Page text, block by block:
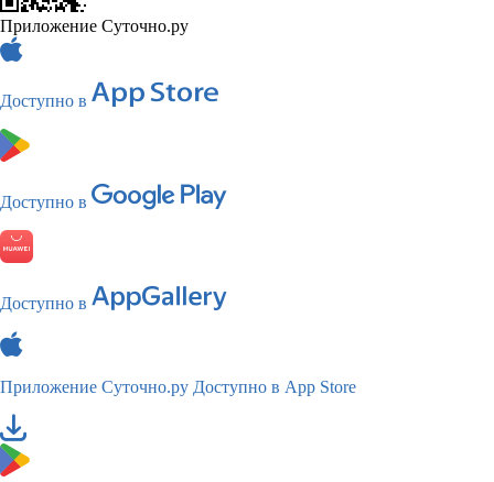
Приложение Суточно.ру
Доступно в
Доступно в
Доступно в
Приложение Суточно.ру Доступно в App Store